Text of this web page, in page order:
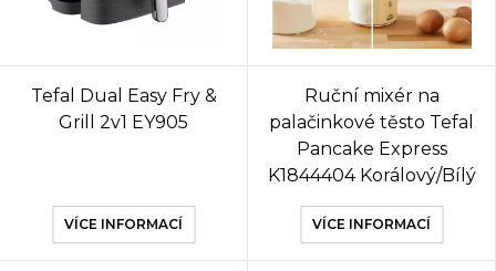
Tefal Dual Easy Fry &
Grill 2v1 EY905
VÍCE INFORMACÍ
Ruční mixér na
palačinkové těsto Tefal
Pancake Express
K1844404 Korálový/Bílý
VÍCE INFORMACÍ